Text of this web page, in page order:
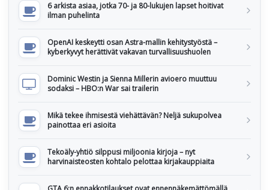
6 arkista asiaa, jotka 70- ja 80-lukujen lapset hoitivat
ilman puhelinta
OpenAI keskeytti osan Astra-mallin kehitystyöstä –
kyberkyvyt herättivät vakavan turvallisuushuolen
Dominic Westin ja Sienna Millerin avioero muuttuu
sodaksi – HBO:n War sai trailerin
Mikä tekee ihmisestä viehättävän? Neljä sukupolvea
painottaa eri asioita
Tekoäly-yhtiö silppusi miljoonia kirjoja – nyt
harvinaisteosten kohtalo pelottaa kirjakauppiaita